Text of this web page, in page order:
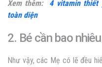
Xem thêm: 4 vitamin thiết
toàn diện
2. Bé cần bao
Như vậy, các Mẹ có lẽ đều